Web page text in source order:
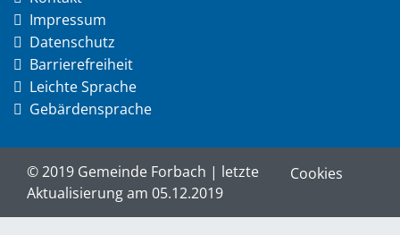
Impressum
Datenschutz
Barrierefreiheit
Leichte Sprache
Gebärdensprache
© 2019 Gemeinde Forbach | letzte
Aktualisierung am 05.12.2019
Cookies